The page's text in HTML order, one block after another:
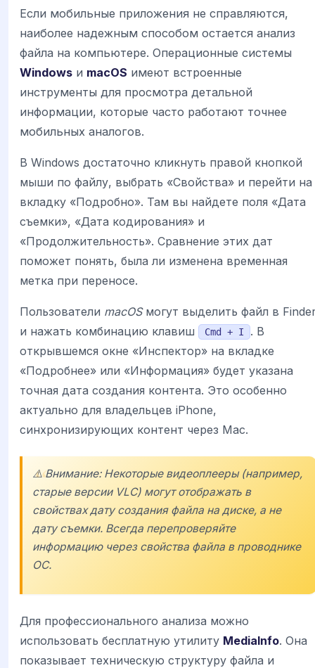
Если мобильные приложения не справляются,
наиболее надежным способом остается анализ
файла на компьютере. Операционные системы
Windows и macOS имеют встроенные
инструменты для просмотра детальной
информации, которые часто работают точнее
мобильных аналогов.
В Windows достаточно кликнуть правой кнопкой
мыши по файлу, выбрать «Свойства» и перейти на
вкладку «Подробно». Там вы найдете поля «Дата
съемки», «Дата кодирования» и
«Продолжительность». Сравнение этих дат
поможет понять, была ли изменена временная
метка при переносе.
Пользователи macOSмогут выделить файл в
и нажать комбинацию клавиш
Cmd + I
. В
открывшемся окне «Инспектор» на вкладке
«Подробнее» или «Информация» будет указана
точная дата создания контента. Это особенно
актуально для владельцев iPhone,
синхронизирующих контент через Mac.
⚠️ Внимание: Некоторые видеоплееры (например,
старые версии VLC) могут отображать в
свойствах дату создания файла на диске, а не
дату съемки. Всегда перепроверяйте
информацию через свойства файла в проводнике
ОС.
Для профессионального анализа можно
использовать бесплатную утилиту MediaInfo. Она
показывает техническую структуру файла и